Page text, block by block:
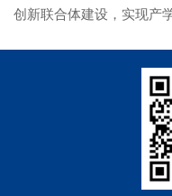
创新联合体建设，实现产